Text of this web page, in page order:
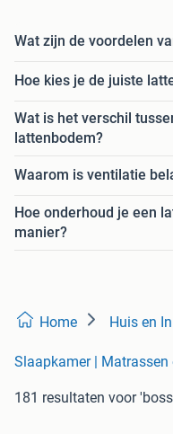
Wat zijn de voordelen
Hoe kies je de juiste
Wat is het verschil
lattenbodem?
Waarom is ventilatie
Hoe onderhoud je een
manier?
Home Huis en
Slaapkamer | Matrassen
181 resultaten voor